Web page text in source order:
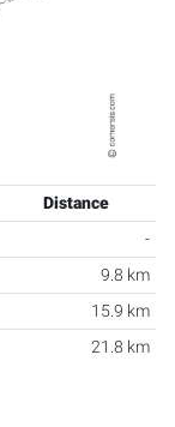
Distance
-
9.8 km
15.9 km
21.8 km